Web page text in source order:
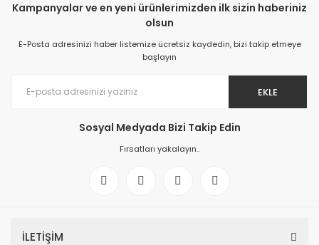
Kampanyalar ve en yeni ürünlerimizden ilk sizin haberiniz
olsun
E-Posta adresinizi haber listemize ücretsiz kaydedin, bizi takip etmeye
başlayın
EKLE
Sosyal Medyada Bizi Takip Edin
Fırsatları yakalayın..
İLETİŞİM